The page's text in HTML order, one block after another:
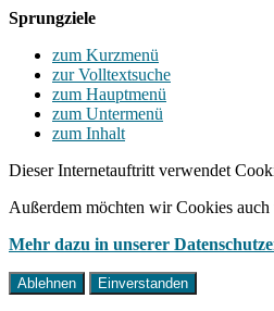
Sprungziele
zum Kurzmenü
zur Volltextsuche
zum Hauptmenü
zum Untermenü
zum Inhalt
Dieser Internetauftritt verwendet
Außerdem möchten wir Cookies
Mehr dazu in unserer
Ablehnen Einverstanden